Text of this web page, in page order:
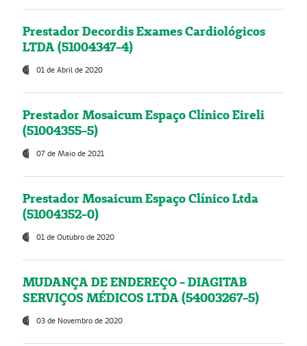
Prestador Decordis Exames Cardiológicos
LTDA (51004347-4)
01 de Abril de 2020
Prestador Mosaicum Espaço Clínico Eireli
(51004355-5)
07 de Maio de 2021
Prestador Mosaicum Espaço Clínico Ltda
(51004352-0)
01 de Outubro de 2020
MUDANÇA DE ENDEREÇO - DIAGITAB
SERVIÇOS MÉDICOS LTDA (54003267-5)
03 de Novembro de 2020